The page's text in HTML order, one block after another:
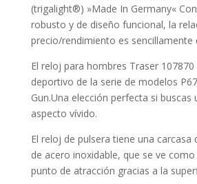
(trigalight®) »Made In Germany«
robusto y de diseño funcional, la
precio/rendimiento es sencillamente
El reloj para hombres Traser
deportivo de la serie de modelos
Gun.Una elección perfecta si buscas
aspecto vívido.
El reloj de pulsera tiene una carcasa
de acero inoxidable, que se ve
punto de atracción gracias a la